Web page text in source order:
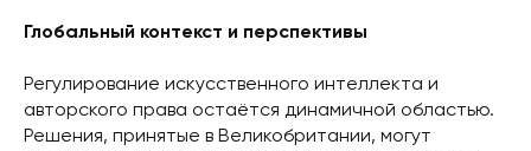
Глобальный контекст и перспективы
Регулирование искусственного интеллекта и
авторского права остаётся динамичной областью.
Решения, принятые в Великобритании, могут